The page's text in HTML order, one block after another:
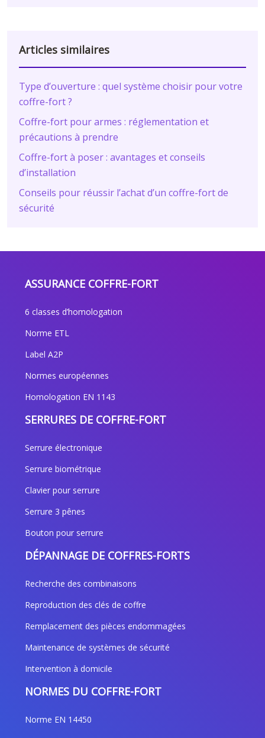
Articles similaires
Type d’ouverture : quel système choisir pour votre
coffre-fort ?
Coffre-fort pour armes : réglementation et
précautions à prendre
Coffre-fort à poser : avantages et conseils
d’installation
Conseils pour réussir l’achat d’un coffre-fort de
sécurité
ASSURANCE COFFRE-FORT
6 classes d’homologation
Norme ETL
Label A2P
Normes européennes
Homologation EN 1143
SERRURES DE COFFRE-FORT
Serrure électronique
Serrure biométrique
Clavier pour serrure
Serrure 3 pênes
Bouton pour serrure
DÉPANNAGE DE COFFRES-FORTS
Recherche des combinaisons
Reproduction des clés de coffre
Remplacement des pièces endommagées
Maintenance de systèmes de sécurité
Intervention à domicile
NORMES DU COFFRE-FORT
Norme EN 14450